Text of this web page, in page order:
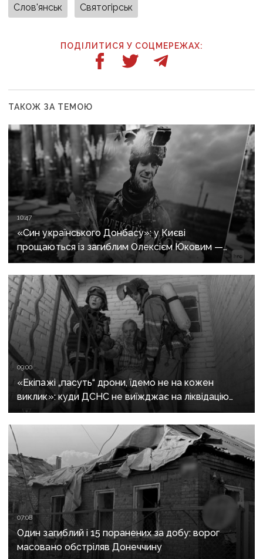
Слов'янськ Святогірськ
ПОДІЛИТИСЯ У СОЦМЕРЕЖАХ:
ТАКОЖ ЗА ТЕМОЮ
10:47
«Син українського Донбасу»: у Києві
прощаються із загиблим Олексієм Юковим —
пошуковцем загону «Плацдарм»
09:00
«Екіпажі „пасуть“ дрони, їдемо не на кожен
виклик»: куди ДСНС не виїжджає на ліквідацію
надзвичайних ситуацій у Краматорську
та Слов’янську
07:08
Один загиблий і 15 поранених за добу: ворог
масовано обстріляв Донеччину